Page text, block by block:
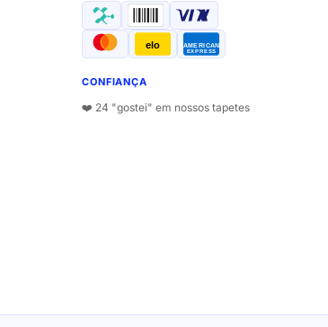
elo AMERICAN
EXPRESS
CONFIANÇA
❤️ 24 "gostei" em nossos tapetes